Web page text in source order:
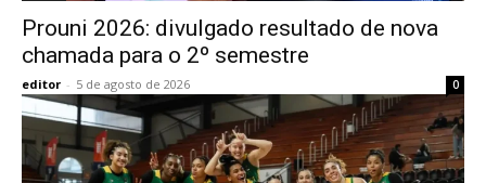
Prouni 2026: divulgado resultado de nova
chamada para o 2º semestre
editor - 5 de agosto de 2026 0